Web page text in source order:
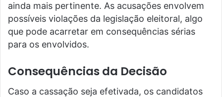
ainda mais pertinente. As acusações envolvem
possíveis violações da legislação eleitoral, algo
que pode acarretar em consequências sérias
para os envolvidos.
Consequências da Decisão
Caso a cassação seja efetivada, os candidatos